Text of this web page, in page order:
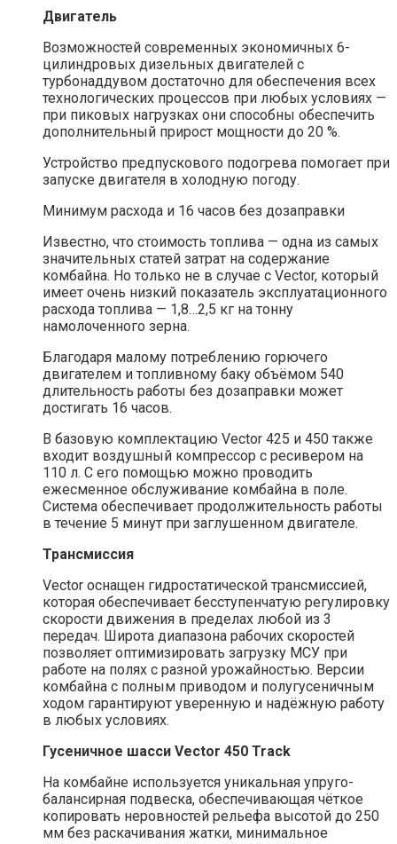
Двигатель
Возможностей современных экономичных 6-
цилиндровых дизельных двигателей с
турбонаддувом достаточно для обеспечения всех
технологических процессов при любых условиях —
при пиковых нагрузках они способны обеспечить
дополнительный прирост мощности до 20 %.
Устройство предпускового подогрева помогает при
запуске двигателя в холодную погоду.
Минимум расхода и 16 часов без дозаправки
Известно, что стоимость топлива — одна из самых
значительных статей затрат на содержание
комбайна. Но только не в случае с Vector, который
имеет очень низкий показатель эксплуатационного
расхода топлива — 1,8…2,5 кг на тонну
намолоченного зерна.
Благодаря малому потреблению горючего
двигателем и топливному баку объёмом 540
длительность работы без дозаправки может
достигать 16 часов.
В базовую комплектацию Vector 425 и 450 также
входит воздушный компрессор с ресивером на
110 л. С его помощью можно проводить
ежесменное обслуживание комбайна в поле.
Система обеспечивает продолжительность работы
в течение 5 минут при заглушенном двигателе.
Трансмиссия
Vector оснащен гидростатической трансмиссией,
которая обеспечивает бесступенчатую регулировку
скорости движения в пределах любой из 3
передач. Широта диапазона рабочих скоростей
позволяет оптимизировать загрузку МСУ при
работе на полях с разной урожайностью. Версии
комбайна с полным приводом и полугусеничным
ходом гарантируют уверенную и надёжную работу
в любых условиях.
Гусеничное шасси Vector 450 Track
На комбайне используется уникальная упруго-
балансирная подвеска, обеспечивающая чёткое
копировать неровностей рельефа высотой до 250
мм без раскачивания жатки, минимальное